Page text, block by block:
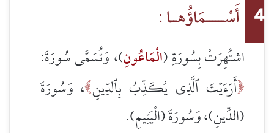
4 أَسْــــــمَاؤُهــا :
اشتُهِرَتْ بِسُورَةِ (الْمَاعُونِ)، وَتُسَمَّى سُورَةَ:
أَرَءَيۡتَ ٱلَّذِي يُكَذِّبُ بِٱلدِّينِ، وَسُورَةَ
(الدِّينِ)، وَسُورَةَ (الْيَتِيمِ).